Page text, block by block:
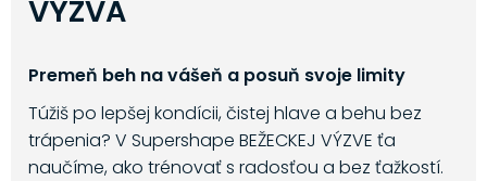
VÝZVA
Premeň beh na vášeň a posuň svoje limity
Túžiš po lepšej kondícii, čistej hlave a behu bez
trápenia? V Supershape BEŽECKEJ VÝZVE ťa
naučíme, ako trénovať s radosťou a bez ťažkostí.